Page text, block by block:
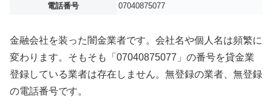
電話番号
07040875077
金融会社を装った闇金業者です。会社名や個人名は頻繁に
変わります。そもそも「07040875077」の番号を貸金業
登録している業者は存在しません。無登録の業者、無登録
の電話番号です。